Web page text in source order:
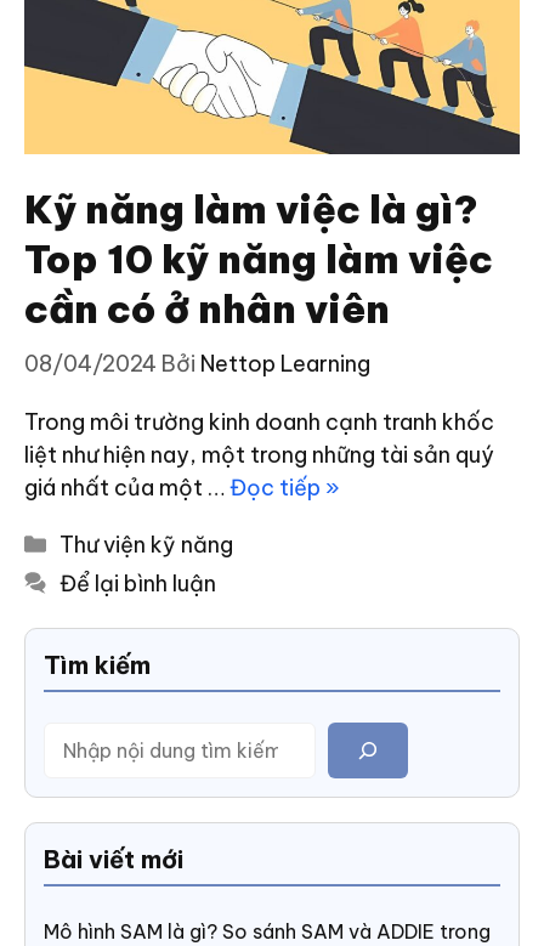
Kỹ năng làm việc là gì?
Top 10 kỹ năng làm việc
cần có ở nhân viên
08/04/2024 Bởi Nettop Learning
Trong môi trường kinh doanh cạnh tranh khốc
liệt như hiện nay, một trong những tài sản quý
giá nhất của một …Đọc tiếp »
Danh
mục
Thư viện kỹ năng
Để lại bình luận
Tìm kiếm
Tìm
kiếm
Bài viết mới
Mô hình SAM là gì? So sánh SAM và ADDIE trong